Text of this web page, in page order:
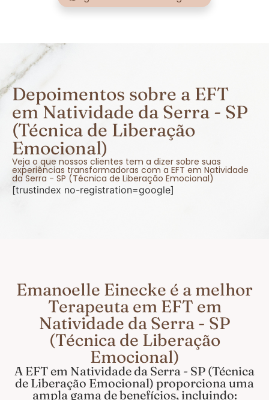
Depoimentos sobre a EFT
em Natividade da Serra - SP
(Técnica de Liberação
Emocional)
Veja o que nossos clientes tem a dizer sobre suas
experiências transformadoras com a EFT em Natividade
da Serra - SP (Técnica de Liberação Emocional)
[trustindex no-registration=google]
Emanoelle Einecke é a melhor
Terapeuta em EFT em
Natividade da Serra - SP
(Técnica de Liberação
Emocional)
A EFT em Natividade da Serra - SP (Técnica
de Liberação Emocional) proporciona uma
ampla gama de benefícios, incluindo: